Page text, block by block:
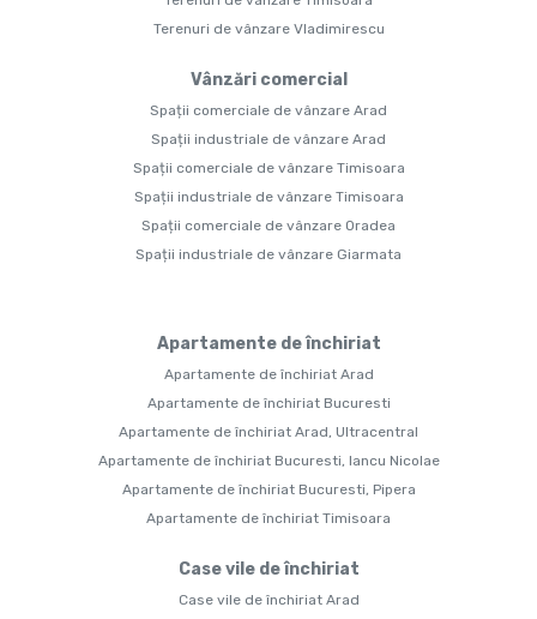
Terenuri de vânzare Vladimirescu
Vânzări comercial
Spații comerciale de vânzare Arad
Spații industriale de vânzare Arad
Spații comerciale de vânzare Timisoara
Spații industriale de vânzare Timisoara
Spații comerciale de vânzare Oradea
Spații industriale de vânzare Giarmata
Apartamente de închiriat
Apartamente de închiriat Arad
Apartamente de închiriat Bucuresti
Apartamente de închiriat Arad, Ultracentral
Apartamente de închiriat Bucuresti, Iancu Nicolae
Apartamente de închiriat Bucuresti, Pipera
Apartamente de închiriat Timisoara
Case vile de închiriat
Case vile de închiriat Arad